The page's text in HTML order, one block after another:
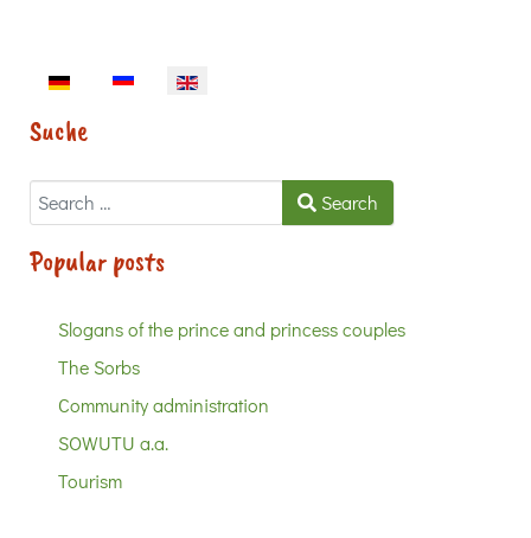
Select your language
Suche
Search Search
Popular posts
Slogans of the prince and princess couples
The Sorbs
Community administration
SOWUTU a.a.
Tourism